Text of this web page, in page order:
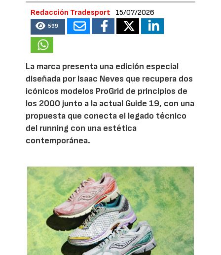
Redacción Tradesport 15/07/2026
599
La marca presenta una edición especial
diseñada por Isaac Neves que recupera dos
icónicos modelos ProGrid de principios de
los 2000 junto a la actual Guide 19, con una
propuesta que conecta el legado técnico
del running con una estética
contemporánea.